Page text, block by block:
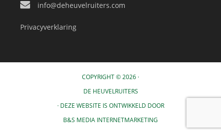
info@deheuvelruiters.com
Privacyverklaring
COPYRIGHT © 2026 ·
DE HEUVELRUITERS
· DEZE WEBSITE IS ONTWIKKELD DOOR
B&S MEDIA INTERNETMARKETING